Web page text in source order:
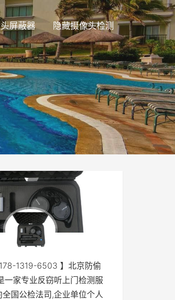
屏蔽器 隐藏摄像头检测
178-1319-6503 】北京防偷
一家专业反窃听上门检测服
国公检法司,企业单位个人